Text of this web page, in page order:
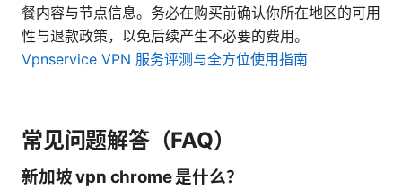
餐内容与节点信息。务必在购买前确认你所在地区的可用
性与退款政策，以免后续产生不必要的费用。
Vpnservice VPN 服务评测与全方位使用指南
常见问题解答（FAQ）
新加坡 vpn chrome 是什么？